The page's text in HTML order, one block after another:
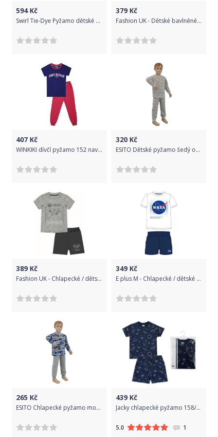
594Kč
Swirl Tie-Dye Pyžamo dětské GAP | Modrá Oranžová | Dívčí | 3 roky
379 Kč
Fashion UK - Dětské bavlněné pyžamo Gamer ready s obrázkem herní konzole 116
407 Kč
WINKIKI dívčí pyžamo 152 navy/raspberry
320 Kč
ESITO Dětské pyžamo šedý obláček vel. 116 - 122, Barva obláček šedá, Velikost 116
389 Kč
Fashion UK - Chlapecké / dětské letní pyžamo XBOX - konzola - šedé 140
349 Kč
E plus M - Chlapecké / dětské letní pyžamo logo NASA - bílé 128
265 Kč
ESITO Chlapecké pyžamo modrý maskáč vel. 86 - 110, Barva maskáč modrá, Velikost 110
439 Kč
Jacky chlapecké pyžamo 158/164 modrá
5.0 1